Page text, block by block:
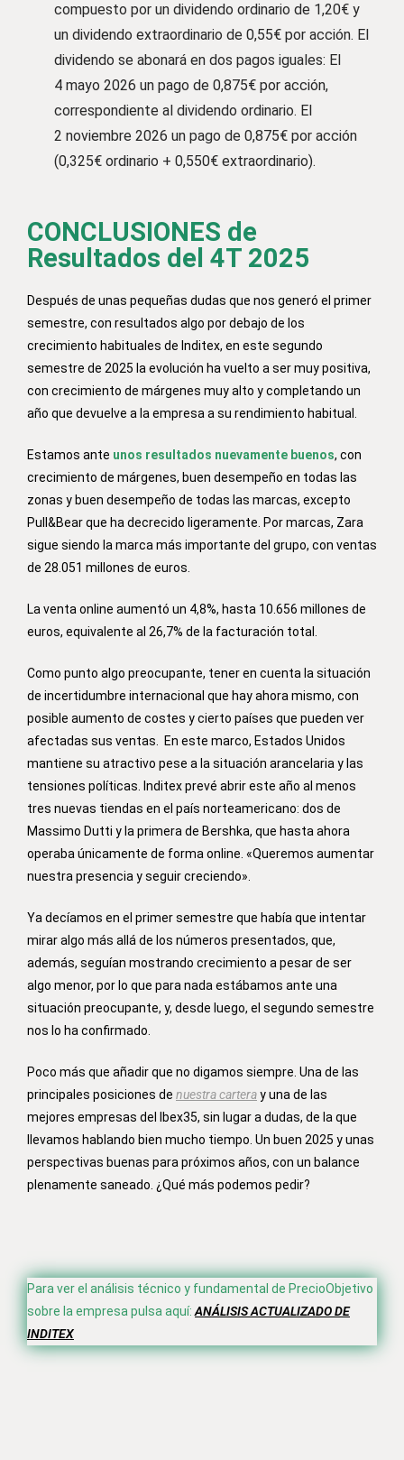
compuesto por un dividendo ordinario de 1,20€ y
un dividendo extraordinario de 0,55€ por acción. El
dividendo se abonará en dos pagos iguales: El
4 mayo 2026 un pago de 0,875€ por acción,
correspondiente al dividendo ordinario. El
2 noviembre 2026 un pago de 0,875€ por acción
(0,325€ ordinario + 0,550€ extraordinario).
CONCLUSIONES de
Resultados del 4T 2025
Después de unas pequeñas dudas que nos generó el primer
semestre, con resultados algo por debajo de los
crecimiento habituales de Inditex, en este segundo
semestre de 2025 la evolución ha vuelto a ser muy positiva,
con crecimiento de márgenes muy alto y completando un
año que devuelve a la empresa a su rendimiento habitual.
Estamos ante unos resultados nuevamente buenos, con
crecimiento de márgenes, buen desempeño en todas las
zonas y buen desempeño de todas las marcas, excepto
Pull&Bear que ha decrecido ligeramente. Por marcas, Zara
sigue siendo la marca más importante del grupo, con ventas
de 28.051 millones de euros.
La venta online aumentó un 4,8%, hasta 10.656 millones de
euros, equivalente al 26,7% de la facturación total.
Como punto algo preocupante, tener en cuenta la situación
de incertidumbre internacional que hay ahora mismo, con
posible aumento de costes y cierto países que pueden ver
afectadas sus ventas. En este marco, Estados Unidos
mantiene su atractivo pese a la situación arancelaria y las
tensiones políticas. Inditex prevé abrir este año al menos
tres nuevas tiendas en el país norteamericano: dos de
Massimo Dutti y la primera de Bershka, que hasta ahora
operaba únicamente de forma online. «Queremos aumentar
nuestra presencia y seguir creciendo».
Ya decíamos en el primer semestre que había que intentar
mirar algo más allá de los números presentados, que,
además, seguían mostrando crecimiento a pesar de ser
algo menor, por lo que para nada estábamos ante una
situación preocupante, y, desde luego, el segundo semestre
nos lo ha confirmado.
Poco más que añadir que no digamos siempre. Una de las
principales posiciones de nuestra carteray una de las
mejores empresas del Ibex35, sin lugar a dudas, de la que
llevamos hablando bien mucho tiempo. Un buen 2025 y unas
perspectivas buenas para próximos años, con un balance
plenamente saneado. ¿Qué más podemos pedir?
Para ver el análisis técnico y fundamental de PrecioObjetivo
sobre la empresa pulsa aquí: ANÁLISIS ACTUALIZADO DE
INDITEX